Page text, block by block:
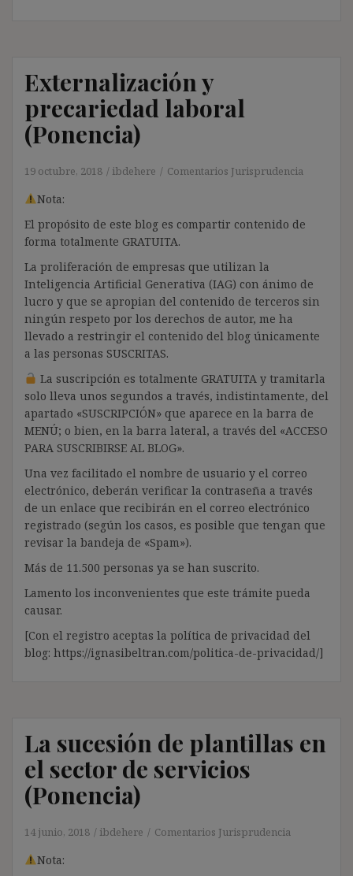
Externalización y
precariedad laboral
(Ponencia)
19 octubre, 2018 ibdehere Comentarios Jurisprudencia
Nota:
El propósito de este blog es compartir contenido de
forma totalmente GRATUITA.
La proliferación de empresas que utilizan la
Inteligencia Artificial Generativa (IAG) con ánimo de
lucro y que se apropian del contenido de terceros sin
ningún respeto por los derechos de autor, me ha
llevado a restringir el contenido del blog únicamente
a las personas SUSCRITAS.
La suscripción es totalmente GRATUITA y tramitarla
solo lleva unos segundos a través, indistintamente, del
apartado «SUSCRIPCIÓN» que aparece en la barra de
MENÚ; o bien, en la barra lateral, a través del «ACCESO
PARA SUSCRIBIRSE AL BLOG».
Una vez facilitado el nombre de usuario y el correo
electrónico, deberán verificar la contraseña a través
de un enlace que recibirán en el correo electrónico
registrado (según los casos, es posible que tengan que
revisar la bandeja de «Spam»).
Más de 11.500 personas ya se han suscrito.
Lamento los inconvenientes que este trámite pueda
causar.
[Con el registro aceptas la política de privacidad del
blog: https://ignasibeltran.com/politica-de-privacidad/]
La sucesión de plantillas en
el sector de servicios
(Ponencia)
14 junio, 2018 ibdehere Comentarios Jurisprudencia
Nota: